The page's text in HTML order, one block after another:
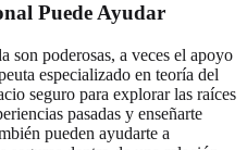
Puede Ayudar
son poderosas, a veces el apoyo
especializado en teoría del
seguro para explorar las raíces
pasadas y enseñarte
pueden ayudarte a